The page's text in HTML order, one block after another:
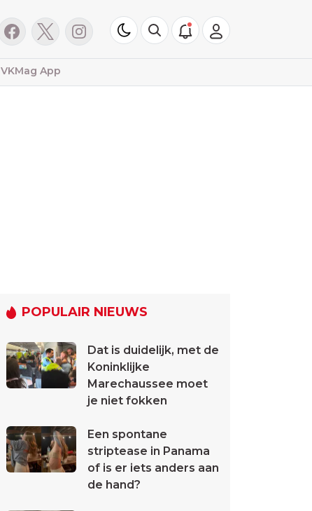
VKMag App
POPULAIR NIEUWS
Dat is duidelijk, met de
Koninklijke
Marechaussee moet
je niet fokken
Een spontane
striptease in Panama
of is er iets anders aan
de hand?